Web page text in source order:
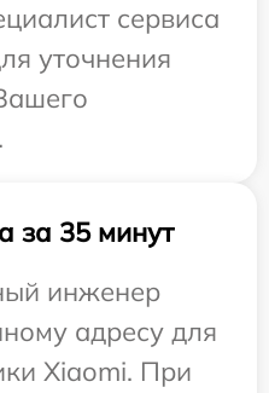
сервиса
уточнения
за 35 минут
инженер
адресу для
Xiaomi. При